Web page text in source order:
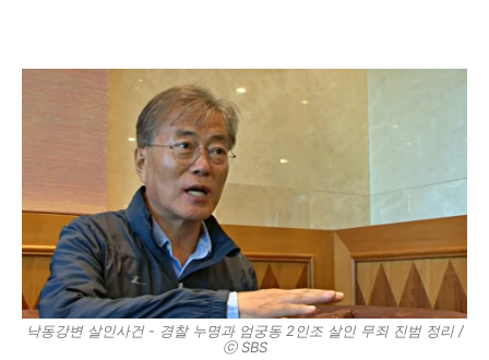
낙동강변 살인사건 - 경찰 누명과 엄궁동 2인조 살인 무죄 진범 정리 /
ⓒ SBS